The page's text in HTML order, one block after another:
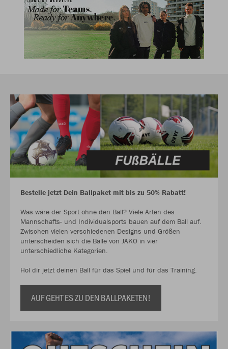
Bestelle jetzt Dein Ballpaket mit bis zu 50% Rabatt!
Was wäre der Sport ohne den Ball? Viele Arten des
Mannschafts- und Individualsports bauen auf dem Ball auf.
Zwischen vielen verschiedenen Designs und Größen
unterscheiden sich die Bälle von JAKO in vier
unterschiedliche Kategorien.
Hol dir jetzt deinen Ball für das Spiel und für das Training.
AUF GEHT ES ZU DEN BALLPAKETEN!